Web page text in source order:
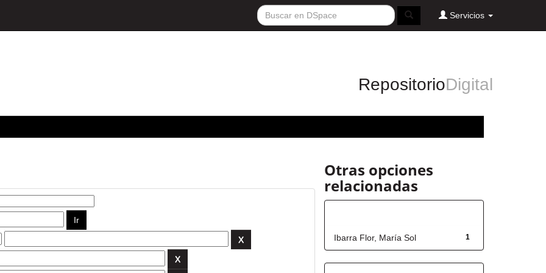
Servicios
RepositorioDigital
Otras opciones
relacionadas
1
Ibarra Flor, María Sol